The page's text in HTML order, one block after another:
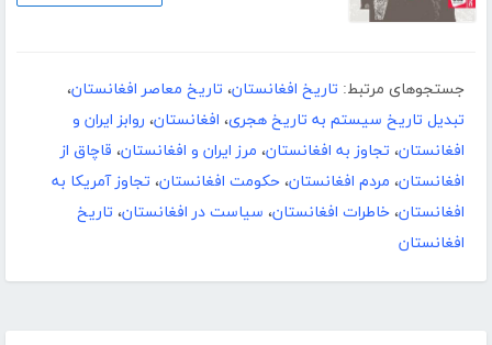
جستجوهای مرتبط: تاریخ افغانستان، تاریخ معاصر افغانستان،
تبدیل تاریخ سیستم به تاریخ هجری، افغانستان، روابز ایران و
افغانستان، تجاوز به افغانستان، مرز ایران و افغانستان، قاچاق از
افغانستان، مردم افغانستان، حکومت افغانستان، تجاوز آمریکا به
افغانستان، خاطرات افغانستان، سیاست در افغانستان، تاریخ
افغانستان